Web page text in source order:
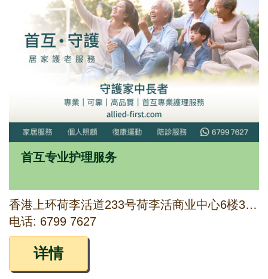
首互专业护理服务
香港上环荷李活道233号荷李活商业中心6楼3-6号室
电话: 6799 7627
详情